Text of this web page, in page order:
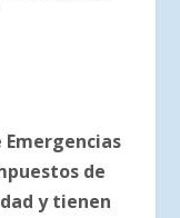
Emergencias
de
y tienen